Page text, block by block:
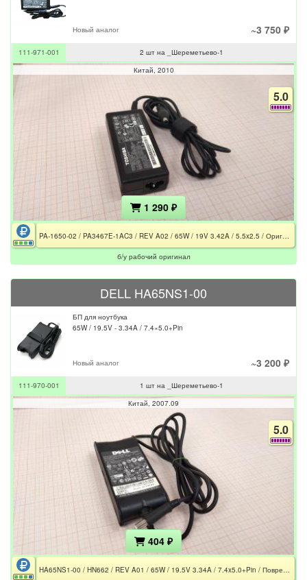
Новый аналог ~3 750 ₽
111-971-001
2 шт на _Шереметьево-1
Китай 2010
5.0
1 290 ₽
PA-1650-02 / PA3467E-1AC3 / REV A02 / 65W / 19V 3.42A / 5.5x2.5 / Оригинал
б/у рабочий оригинал
DELL HA65NS1-00
БП для ноутбука
65W / 19.5V - 3.34A / 7.4×5.0+Pin
Новый аналог ~3 200 ₽
111-970-001
1 шт на _Шереметьево-1
Китай 2007.09
5.0
404 ₽
HA65NS1-00 / HN662 / REV A01 / 65W / 19.5V 3.34A / 7.4x5.0+Pin / Повреждение корпуса и кабеля